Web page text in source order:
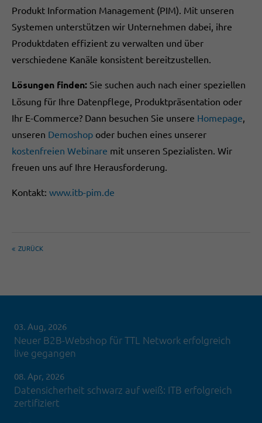
Produkt Information Management (PIM). Mit unseren
Systemen unterstützen wir Unternehmen dabei, ihre
Produktdaten effizient zu verwalten und über
verschiedene Kanäle konsistent bereitzustellen.
Lösungen finden: Sie suchen auch nach einer speziellen
Lösung für Ihre Datenpflege, Produktpräsentation oder
Ihr E-Commerce? Dann besuchen Sie unsere Homepage
unseren Demoshop oder buchen eines unserer
kostenfreien Webinare mit unseren Spezialisten. Wir
freuen uns auf Ihre Herausforderung.
Kontakt: www.itb-pim.de
ZURÜCK
03. Aug, 2026
Neuer B2B-Webshop für TTL Network erfolgreich
live gegangen
08. Apr, 2026
Datensicherheit schwarz auf weiß: ITB erfolgreich
zertifiziert